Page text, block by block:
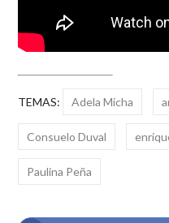
TEMAS: Adela Micha
Consuelo Duval
Paulina Peña